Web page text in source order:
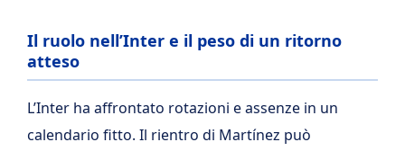
Il ruolo nell’Inter e il peso di un ritorno
atteso
L’Inter ha affrontato rotazioni e assenze in un
calendario fitto. Il rientro di Martínez può